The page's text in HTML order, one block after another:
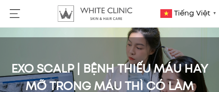
Tiếng Việt ▼
EXO SCALP | BỆNH THIẾU MÁU HAY
MỠ TRONG MÁU THÌ CÓ LÀM